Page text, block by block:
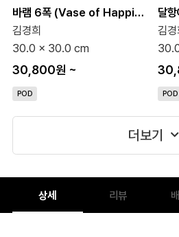
바램 6폭 (Vase of Happiness)
김경희
30.0 x 30.0 cm
30,800원 ~
POD
달
김경
POD
더보기
상세 리뷰